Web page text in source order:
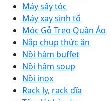
Máy sấy tóc
Máy xay sinh tố
Móc Gỗ Treo Quần Áo
Nắp chụp thức ăn
Nồi hâm buffet
Nồi hâm soup
Nồi inox
Rack ly, rack dĩa